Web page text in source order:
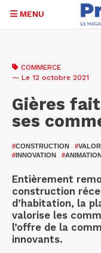
contenu
MENU
COMMERCE
— Le 12 octobre 2021
Gières
ses
#CONSTRUCTION #
#INNOVATION #
Entièrement
construction
d’habitation, la
valorise les
l’offre de la
innovants.